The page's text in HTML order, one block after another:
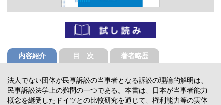
内容紹介 目 次 著者略歴
法人でない団体が民事訴訟の当事者となる訴訟の理論的解明は、
民事訴訟法学上の難問の一つである。本書は、日本が当事者能力
概念を継受したドイツとの比較研究を通じて、権利能力等の実体